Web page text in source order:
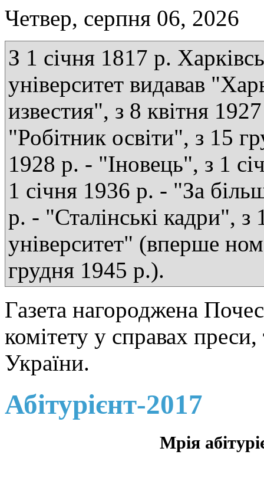
Четвер, серпня 06, 2026
З 1 січня 1817 р.
університет видавав
известия", з 8 квітня
"Робітник освіти", з 15
1928 р. - "Іновець", з 1
1 січня 1936 р. - "За
р. - "Сталінські кадри",
університет" (вперше
грудня 1945 р.).
Газета нагороджена
комітету у справах
України.
Абітурієнт-2017
Мрія